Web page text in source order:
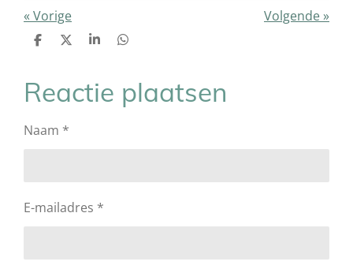
« Vorige Volgende»
D
e
n
D
S
r
D
n
Reactie plaatsen
Naam *
E-mailadres *